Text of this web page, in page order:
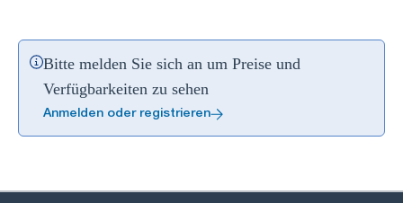
Bitte melden Sie sich an um Preise und
Verfügbarkeiten zu sehen
Anmelden oder registrieren